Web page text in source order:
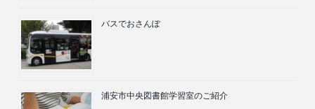
バスでおさんぽ
浦安市中央図書館学習室のご紹介